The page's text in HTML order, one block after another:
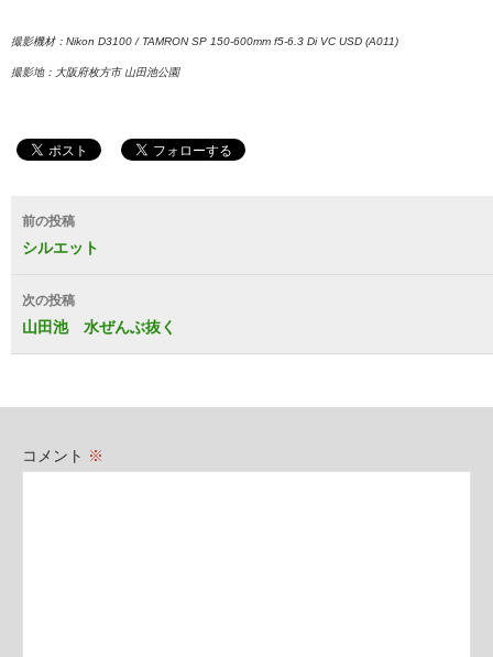
撮影機材：Nikon D3100 / TAMRON SP 150-600mm f5-6.3 Di VC USD (A011)
撮影地：大阪府枚方市 山田池公園
投
稿
ナ
ビ
ー
シ
ョ
前の投稿
シルエット
次の投稿
山田池 水ぜんぶ抜く
コメント ※